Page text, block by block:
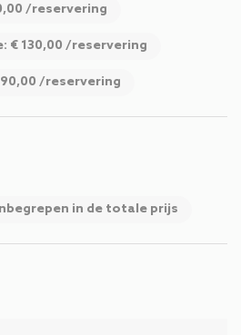
/reservering
€ 130,00 /reservering
/reservering
in de totale prijs